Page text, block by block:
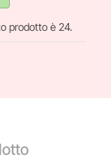
prodotto è 24.